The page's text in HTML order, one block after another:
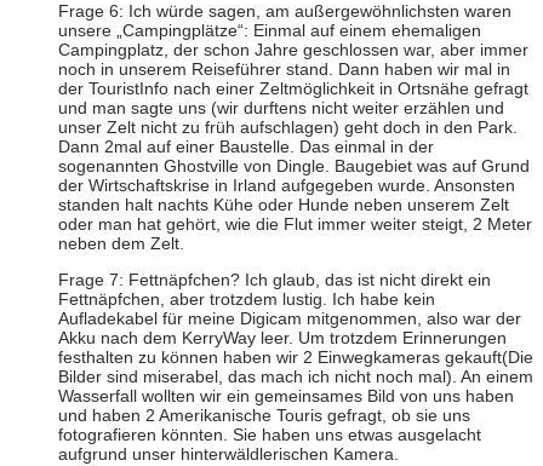
Frage 6: Ich würde sagen, am außergewöhnlichsten waren
unsere „Campingplätze“: Einmal auf einem ehemaligen
Campingplatz, der schon Jahre geschlossen war, aber immer
noch in unserem Reiseführer stand. Dann haben wir mal in
der TouristInfo nach einer Zeltmöglichkeit in Ortsnähe gefragt
und man sagte uns (wir durftens nicht weiter erzählen und
unser Zelt nicht zu früh aufschlagen) geht doch in den Park.
Dann 2mal auf einer Baustelle. Das einmal in der
sogenannten Ghostville von Dingle. Baugebiet was auf Grund
der Wirtschaftskrise in Irland aufgegeben wurde. Ansonsten
standen halt nachts Kühe oder Hunde neben unserem Zelt
oder man hat gehört, wie die Flut immer weiter steigt, 2 Meter
neben dem Zelt.
Frage 7: Fettnäpfchen? Ich glaub, das ist nicht direkt ein
Fettnäpfchen, aber trotzdem lustig. Ich habe kein
Aufladekabel für meine Digicam mitgenommen, also war der
Akku nach dem KerryWay leer. Um trotzdem Erinnerungen
festhalten zu können haben wir 2 Einwegkameras gekauft(Die
Bilder sind miserabel, das mach ich nicht noch mal). An einem
Wasserfall wollten wir ein gemeinsames Bild von uns haben
und haben 2 Amerikanische Touris gefragt, ob sie uns
fotografieren könnten. Sie haben uns etwas ausgelacht
aufgrund unser hinterwäldlerischen Kamera.